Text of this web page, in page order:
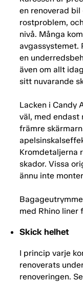
en renoverad
rostproblem,
nivå. Många
avgassystemet.
en
även om allt
sitt nuvarande
Lacken i Candy
väl, med endast
främre
Kromdetaljerna
skador. Vissa
ännu inte
med Rhino liner
Skick helhet
I princip varje
renoverats
renoveringen.